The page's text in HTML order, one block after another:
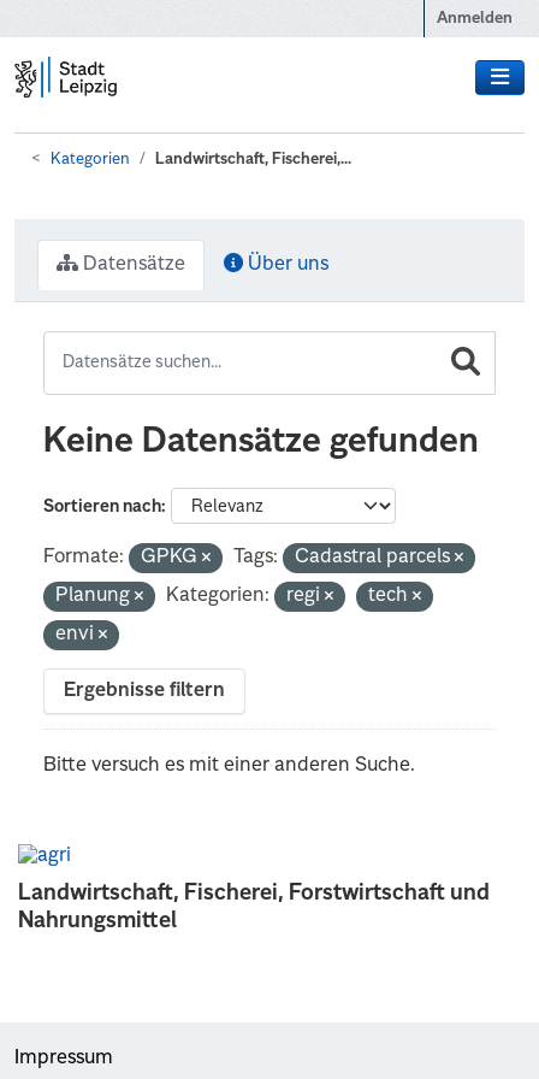
Anmelden
Kategorien Landwirtschaft, Fischerei,...
Landwirtschaft, Fischerei, Forstwirtschaft und
Nahrungsmittel
Datensätze Über uns
Keine Datensätze gefunden
Sortieren nach
Formate: GPKG Tags:
Cadastral parcels
Planung
Kategorien: regi
tech
envi
Ergebnisse filtern
Bitte versuch es mit einer anderen Suche.
Impressum